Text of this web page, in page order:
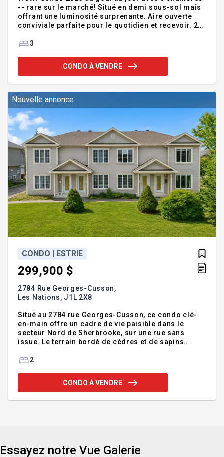
-- rare sur le marché! Situé en demi sous-sol mais
offrant une luminosité surprenante. Aire ouverte
conviviale parfaite pour le quotidien et recevoir. 2
Emplacement de choix dans un nouveau quartier de
routiers. Un style de vie moderne, pratique et sans
tracas -- faites vite! Addenda :Bonjour... Je suis un
3
CONDO À VENDRE
Nouvelle annonce
CONDO | ESTRIE
299,900 $
2784 Rue Georges-Cusson,
Les Nations, J1L 2X8
Situé au 2784 rue Georges-Cusson, ce condo clé-
en-main offre un cadre de vie paisible dans le
secteur Nord de Sherbrooke, sur une rue sans
issue. Le terrain bordé de cèdres et de sapins
aire ouverte est lumineux et fonctionnel, avec salle
bains. Grande terrasse, balcon avant et deux
stationnements. Emplacement idéal, près de
2
CONDO À VENDRE
Essayez notre Vue Galerie